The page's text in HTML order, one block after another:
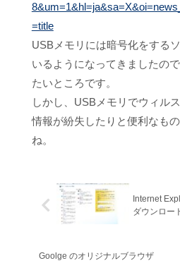
=title
USBメモリには暗号化をする
いるようになってきましたの
たいところです。
しかし、USBメモリでウィル
情報が紛失したりと便利なも
ね。
Internet
ダウンロー
Goolge のオリジナルブラウザ